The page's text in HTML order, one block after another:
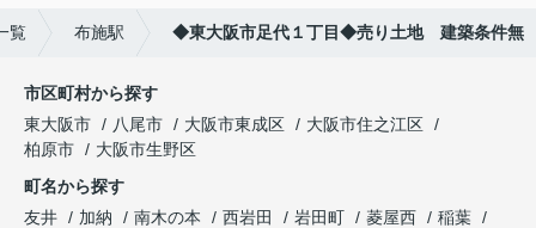
覧 布施駅 ◆東大阪市足代１丁目◆売り土地 建築条件無
市区町村から探す
東大阪市
八尾市 大阪市東成区
大阪市住之江区
柏原市
大阪市生野区
町名から探す
友井
加納 南木の本 西岩田 岩田町 菱屋西
稲葉